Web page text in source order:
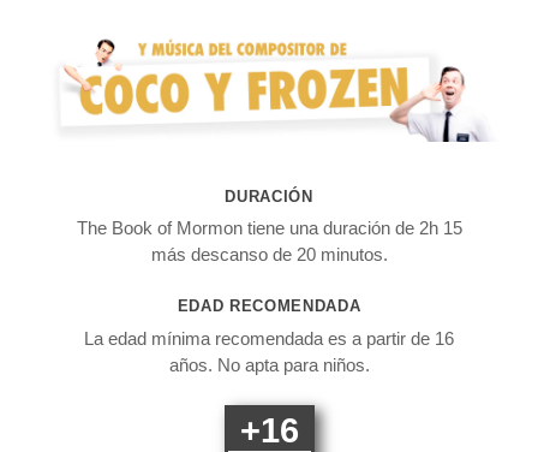
DURACIÓN
The Book of Mormon tiene una duración de 2h 15
más descanso de 20 minutos.
EDAD RECOMENDADA
La edad mínima recomendada es a partir de 16
años. No apta para niños.
+16